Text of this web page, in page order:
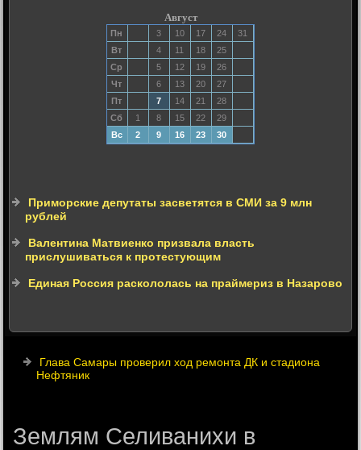
Август
Пн 3 10 17 24
31
Вт
4 11 18
25
Ср
5 12 19
26
Чт
6 13 20
27
Пт
7 14 21
28
Сб
1 8 15 22
29
Вс
2 9 16 23 30
Приморские депутаты засветятся в СМИ за 9 млн
рублей
Валентина Матвиенко призвала власть
прислушиваться к протестующим
Единая Россия раскололась на праймериз в Назарово
Глава Самары проверил ход ремонта ДК и стадиона
Нефтяник
Землям Селиванихи в